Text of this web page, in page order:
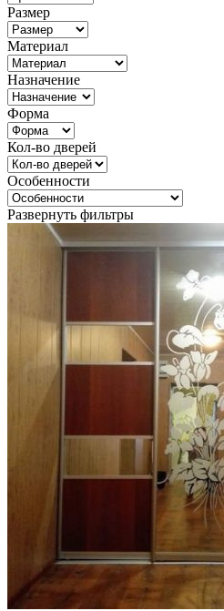
Размер
Материал
Назначение
Форма
Кол-во дверей
Особенности
Развернуть фильтры